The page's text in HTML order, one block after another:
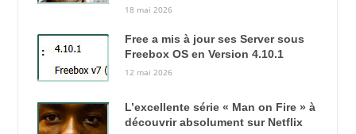
18 mai 2026
Free a mis à jour ses Server sous
Freebox OS en Version 4.10.1
12 mai 2026
L’excellente série « Man on Fire » à
découvrir absolument sur Netflix